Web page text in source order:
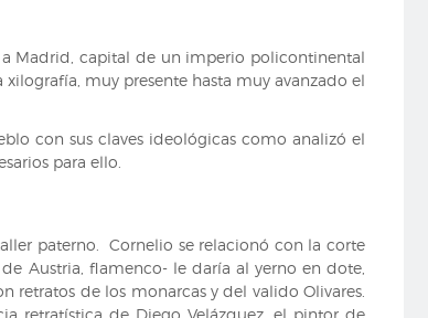
a Madrid, capital de un imperio policontinental
muy presente hasta muy avanzado el
con sus claves ideológicas como analizó el
para ello.
paterno. Cornelio se relacionó con la corte
Austria, flamenco- le daría al yerno en dote,
retratos de los monarcas y del valido Olivares.
retratística de Diego Velázquez, el pintor de